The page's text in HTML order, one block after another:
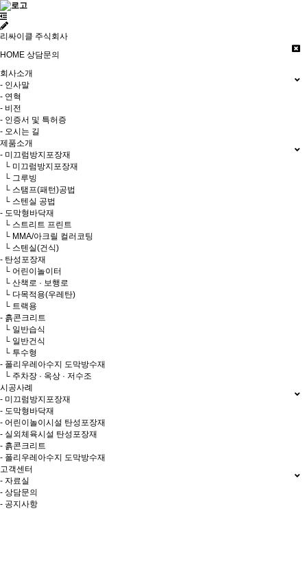
리싸이클 주식회사
HOME 상담문의
회사소개
- 인사말
- 연혁
- 비전
- 인증서 및 특허증
- 오시는 길
제품소개
- 미끄럼방지포장재
└ 미끄럼방지포장재
└ 그루빙
└ 스탬프(패턴)공법
└ 스텐실 공법
- 도막형바닥재
└ 스트리트 프린트
└ MMA/아크릴 컬러코팅
└ 스텐실(건식)
- 탄성포장재
└ 어린이놀이터
└ 산책로 · 보행로
└ 다목적용(우레탄)
└ 트랙용
- 흙콘크리트
└ 일반습식
└ 일반건식
└ 투수형
- 폴리우레아수지 도막방수재
└ 주차장 · 옥상 · 저수조
시공사례
- 미끄럼방지포장재
- 도막형바닥재
- 어린이놀이시설 탄성포장재
- 실외체육시설 탄성포장재
- 흙콘크리트
- 폴리우레아수지 도막방수재
고객센터
- 자료실
- 상담문의
- 공지사항